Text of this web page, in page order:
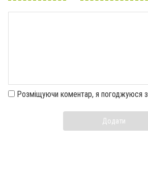
Розміщуючи коментар, я погоджуюся з
Додати